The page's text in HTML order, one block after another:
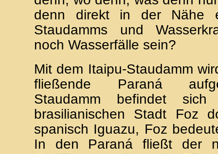
denn direkt in der Nähe
Staudamms und
noch Wasserfälle sein?
Mit dem Itaipu-Staudamm
fließende Paraná
Staudamm befindet
brasilianischen Stadt Foz
spanisch Iguazu, Foz
In den Paraná fließt der